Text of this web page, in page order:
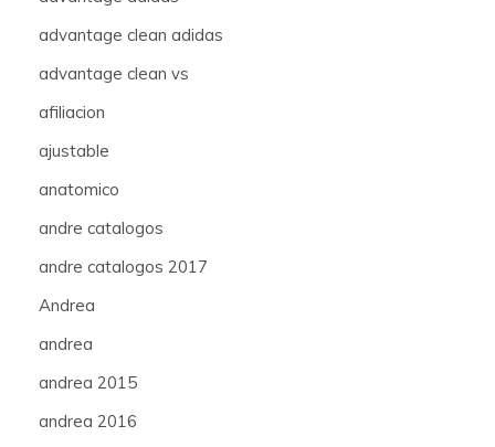
advantage clean adidas
advantage clean vs
afiliacion
ajustable
anatomico
andre catalogos
andre catalogos 2017
Andrea
andrea
andrea 2015
andrea 2016